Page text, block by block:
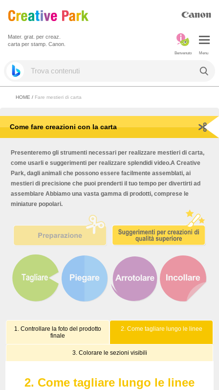
Mater. grat. per creaz.
carta per stamp. Canon.
Menu
Benvenuto
HOME / Fare mestieri di carta
Come fare creazioni con la carta
Presenteremo gli strumenti necessari per realizzare mestieri di carta,
come usarli e suggerimenti per realizzare splendidi video.A Creative
Park, dagli animali che possono essere facilmente assemblati, ai
mestieri di precisione che puoi prenderti il tuo tempo per divertirti ad
assemblare Abbiamo una vasta gamma di prodotti, comprese le
miniature popolari.
1. Controllare la foto del prodotto
finale
2. Come tagliare lungo le linee
3. Colorare le sezioni visibili
2. Come tagliare lungo le linee